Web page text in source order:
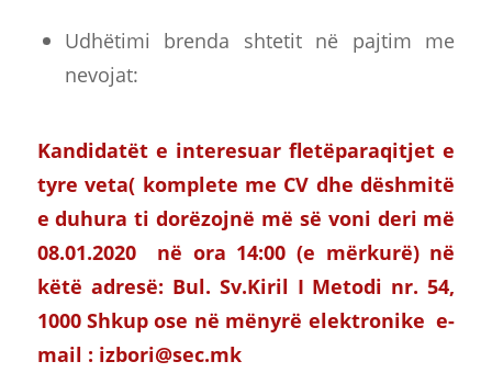
Udhëtimi brenda shtetit në pajtim me
nevojat:
Kandidatët e interesuar fletëparaqitjet e
tyre veta( komplete me CV dhe dëshmitë
e duhura ti dorëzojnë më së voni deri më
08.01.2020
në ora 14:00 (e mërkurë) në
këtë adresë: Bul. Sv.Kiril I Metodi nr. 54,
1000 Shkup ose në mënyrë elektronike е-
mail : izbori@sec.mk